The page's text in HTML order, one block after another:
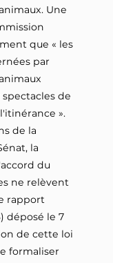
Une
que « les
par
spectacles de
».
de la
la
du
ne relèvent
rapport
déposé le 7
de cette loi
formaliser